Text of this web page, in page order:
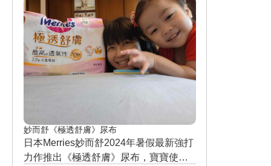
#穩膚金三角配方 #美周報 #美周閨蜜活
動 #試用大隊 #試用好評認證 #實測鑑定
#美妝試用評價
妙而舒《極透舒膚》尿布
日本Merries妙而舒2024年暑假最新強打
力作推出《極透舒膚》尿布，寶寶使用